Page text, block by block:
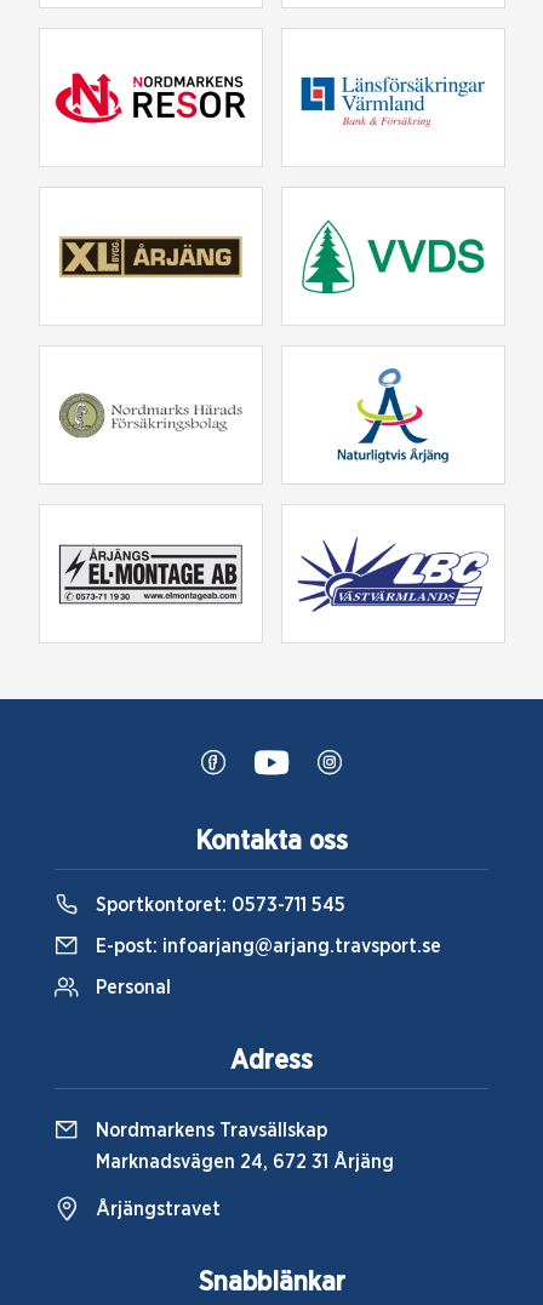
Snabblänkar
Kontakta oss
Sportkontoret: 0573-711 545
E-post: infoarjang@arjang.travsport.se
Personal
Adress
Nordmarkens Travsällskap
Marknadsvägen 24, 672 31 Årjäng
Årjängstravet